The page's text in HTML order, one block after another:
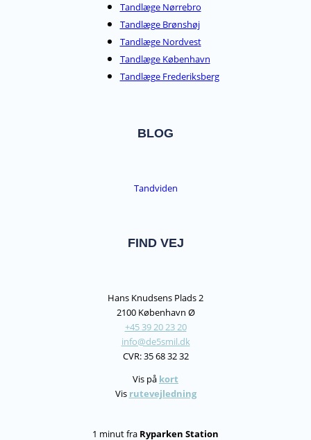
Tandlæge Nørrebro
Tandlæge Brønshøj
Tandlæge Nordvest
Tandlæge København
Tandlæge Frederiksberg
BLOG
Tandviden
FIND VEJ
Hans Knudsens Plads 2
2100 København Ø
+45 39 20 23 20
info@de5smil.dk
CVR: 35 68 32 32
Vis på kort
Vis rutevejledning
1 minut fra Ryparken Station